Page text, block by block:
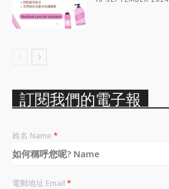
訂閱我們的電子報
姓名 Name *
電郵地址 Email *